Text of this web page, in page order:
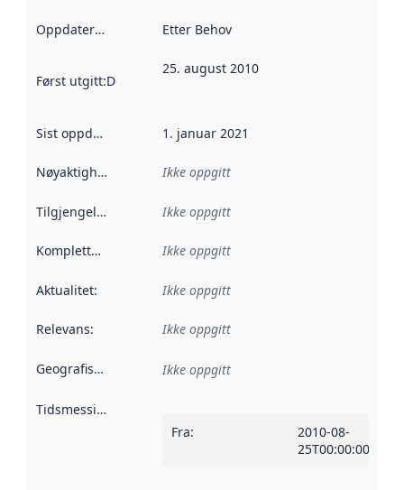
Oppdateringsfrekvens :
Etter Behov
Først utgitt:Denne datoen sier når dataene i dette
25. august 2010
Sist oppdatert 1. januar 2021
Nøyaktighet Ikke oppgitt
Tilgjengelighet Ikke oppgitt
Kompletthet Ikke oppgitt
Aktualitet: Ikke oppgitt
Relevans: Ikke oppgitt
Geografisk avgrensning :
Ikke oppgitt
Tidsmessig avgrensning
Fra:
2010-08-
25T00:00:00Z